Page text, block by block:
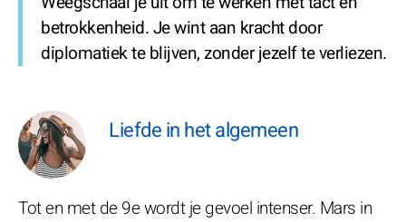
betrokkenheid. Je wint aan kracht door
diplomatiek te blijven, zonder jezelf te verliezen.
Liefde in het algemeen
Tot en met de 9e wordt je gevoel intenser. Mars in